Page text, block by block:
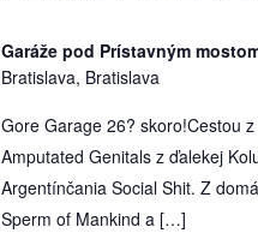
Garáže pod Prístavným
Bratislava, Bratislava
Gore Garage 26? skoro!Cestou
Amputated Genitals z ďalekej
Argentínčania Social Shit. Z
Sperm of Mankind a […]